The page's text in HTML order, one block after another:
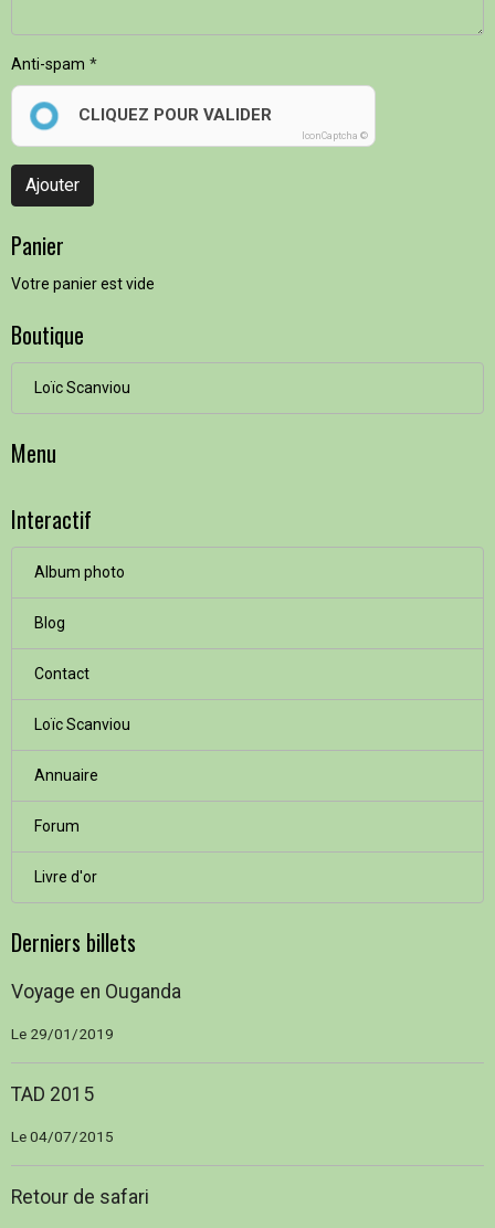
Anti-spam
CLIQUEZ POUR VALIDER
IconCaptcha ©
Ajouter
Panier
Votre panier est vide
Boutique
Loïc Scanviou
Menu
Interactif
Album photo
Blog
Contact
Loïc Scanviou
Annuaire
Forum
Livre d'or
Derniers billets
Voyage en Ouganda
Le 29/01/2019
TAD 2015
Le 04/07/2015
Retour de safari